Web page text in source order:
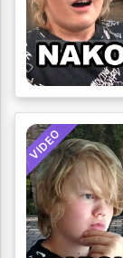
VIDEO